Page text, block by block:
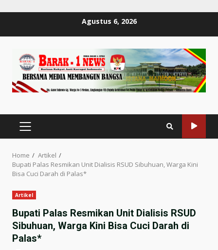
Agustus 6, 2026
PRIMARY
MENU
Home
Artikel
Bupati Palas Resmikan Unit Dialisis RSUD Sibuhuan, Warga Kini
Bisa Cuci Darah di Palas*
Artikel
Bupati Palas Resmikan Unit Dialisis RSUD
Sibuhuan, Warga Kini Bisa Cuci Darah di
Palas*